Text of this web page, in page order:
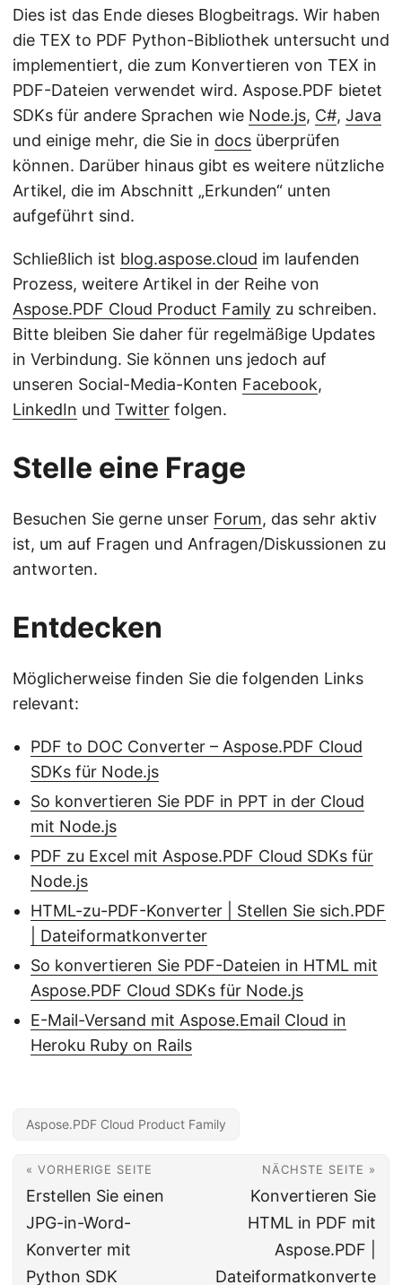
Dies ist das Ende dieses Blogbeitrags. Wir haben
die TEX to PDF Python-Bibliothek untersucht und
implementiert, die zum Konvertieren von TEX in
PDF-Dateien verwendet wird. Aspose.PDF bietet
SDKs für andere Sprachen wie Node.js, C#, Java
und einige mehr, die Sie in docs überprüfen
können. Darüber hinaus gibt es weitere nützliche
Artikel, die im Abschnitt „Erkunden“ unten
aufgeführt sind.
Schließlich ist blog.aspose.cloud im laufenden
Prozess, weitere Artikel in der Reihe von
Aspose.PDF Cloud Product Family zu schreiben.
Bitte bleiben Sie daher für regelmäßige Updates
in Verbindung. Sie können uns jedoch auf
unseren Social-Media-Konten Facebook,
LinkedIn und Twitter folgen.
Stelle eine Frage
Besuchen Sie gerne unser Forum, das sehr aktiv
ist, um auf Fragen und Anfragen/Diskussionen zu
antworten.
Entdecken
Möglicherweise finden Sie die folgenden Links
relevant:
PDF to DOC Converter – Aspose.PDF Cloud
SDKs für Node.js
So konvertieren Sie PDF in PPT in der Cloud
mit Node.js
PDF zu Excel mit Aspose.PDF Cloud SDKs für
Node.js
HTML-zu-PDF-Konverter | Stellen Sie sich.PDF
| Dateiformatkonverter
So konvertieren Sie PDF-Dateien in HTML mit
Aspose.PDF Cloud SDKs für Node.js
E-Mail-Versand mit Aspose.Email Cloud in
Heroku Ruby on Rails
Aspose.PDF Cloud Product Family
« VORHERIGE SEITE
Erstellen Sie einen
JPG-in-Word-
Konverter mit
Python SDK
NÄCHSTE SEITE »
Konvertieren Sie
HTML in PDF mit
Aspose.PDF |
Dateiformatkonverte